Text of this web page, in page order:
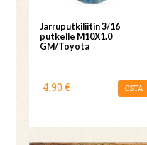
Jarruputkiliitin 3/16
putkelle M10X1.0
GM/Toyota
4,90 € OSTA